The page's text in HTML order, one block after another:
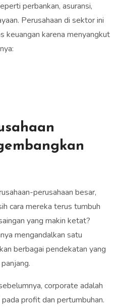
perbankan, asuransi,
Perusahaan di sektor ini
karena menyangkut
perusahaan besar,
cara mereka terus tumbuh
yang makin ketat?
mengandalkan satu
berbagai pendekatan yang
corporate adalah
profit dan pertumbuhan.